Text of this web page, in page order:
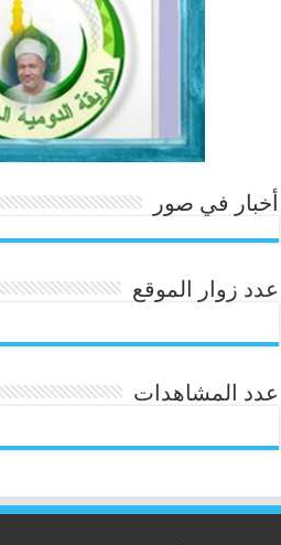
أخبار في صور
عدد زوار الموقع
عدد المشاهدات